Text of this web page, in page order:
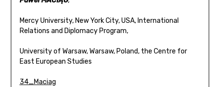
Mercy University, New York City, USA, International
Relations and Diplomacy Program,
University of Warsaw, Warsaw, Poland, the Centre for
East European Studies
34_Maciag